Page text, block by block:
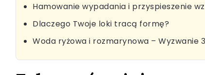
Hamowanie wypadania i przyspieszenie
Dlaczego Twoje loki tracą formę?
Woda ryżowa i rozmarynowa – Wyzwanie